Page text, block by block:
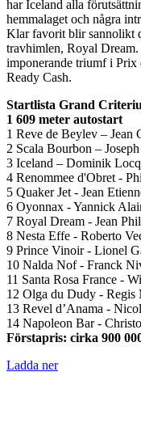
har Iceland alla
hemmalaget och några
Klar favorit blir sannolikt
travhimlen, Royal Dream.
imponerande triumf i Prix
Ready Cash.
Startlista Grand
1 609 meter autostart
1 Reve de Beylev – Jean
2 Scala Bourbon –
3 Iceland – Dominik
4 Renommee d'Obret -
5 Quaker Jet - Jean
6 Oyonnax - Yannick
7 Royal Dream - Jean
8 Nesta Effe - Roberto
9 Prince Vinoir - Lionel
10 Nalda Nof - Franck
11 Santa Rosa France -
12 Olga du Dudy - Regis
13 Revel d’Anama -
14 Napoleon Bar -
Förstapris: cirka 900
Ladda ner